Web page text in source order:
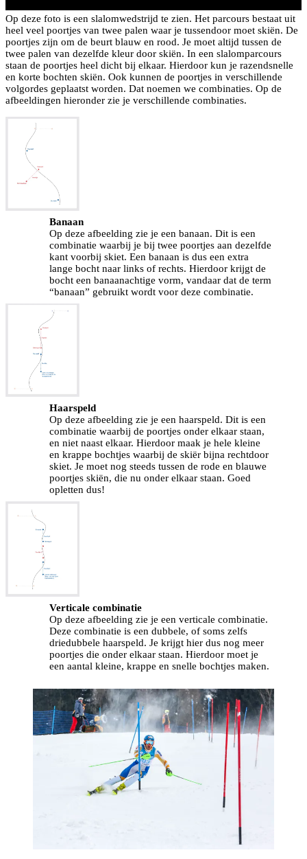
Op deze foto is een slalomwedstrijd te zien. Het parcours bestaat uit
heel veel poortjes van twee palen waar je tussendoor moet skiën. De
poortjes zijn om de beurt blauw en rood. Je moet altijd tussen de
twee palen van dezelfde kleur door skiën. In een slalomparcours
staan de poortjes heel dicht bij elkaar. Hierdoor kun je razendsnelle
en korte bochten skiën. Ook kunnen de poortjes in verschillende
volgordes geplaatst worden. Dat noemen we combinaties. Op de
afbeeldingen hieronder zie je verschillende combinaties.
Banaan
Op deze afbeelding zie je een banaan. Dit is een
combinatie waarbij je bij twee poortjes aan dezelfde
kant voorbij skiet. Een banaan is dus een extra
lange bocht naar links of rechts. Hierdoor krijgt de
bocht een banaanachtige vorm, vandaar dat de term
“banaan” gebruikt wordt voor deze combinatie.
Haarspeld
Op deze afbeelding zie je een haarspeld. Dit is een
combinatie waarbij de poortjes onder elkaar staan,
en niet naast elkaar. Hierdoor maak je hele kleine
en krappe bochtjes waarbij de skiër bijna rechtdoor
skiet. Je moet nog steeds tussen de rode en blauwe
poortjes skiën, die nu onder elkaar staan. Goed
opletten dus!
Verticale combinatie
Op deze afbeelding zie je een verticale combinatie.
Deze combinatie is een dubbele, of soms zelfs
driedubbele haarspeld. Je krijgt hier dus nog meer
poortjes die onder elkaar staan. Hierdoor moet je
een aantal kleine, krappe en snelle bochtjes maken.